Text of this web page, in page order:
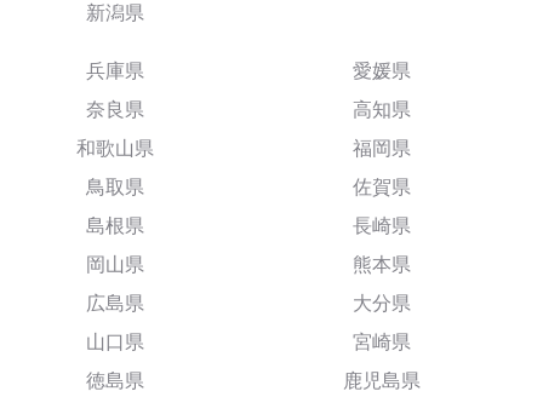
新潟県
兵庫県
奈良県
和歌山県
鳥取県
島根県
岡山県
広島県
山口県
徳島県
愛媛県
高知県
福岡県
佐賀県
長崎県
熊本県
大分県
宮崎県
鹿児島県